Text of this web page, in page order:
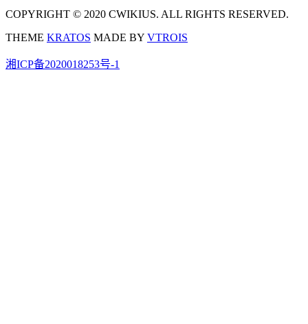
COPYRIGHT © 2020 CWIKIUS. ALL RIGHTS RESERVED.
THEME KRATOS MADE BY VTROIS
湘ICP备2020018253号-1